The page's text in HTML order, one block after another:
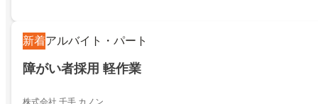
新着アルバイト・パート
障がい者採用 軽作業
株式会社 千手 カノン